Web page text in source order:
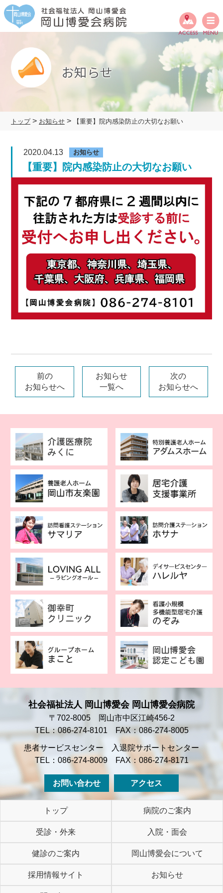
Skip
to
content
お知らせ
トップ> お知らせ > 【重要】院内感染防止の大切なお願い
2020.04.13 お知らせ
【重要】院内感染防止の大切なお願い
前の
お知らせへ
お知らせ
一覧へ
次の
お知らせへ
社会福祉法人 岡山博愛会 岡山博愛会病院
〒702-8005 岡山市中区江崎456-2
TEL：086-274-8101 FAX：086-274-8005
患者サービスセンター 入退院サポートセンター
TEL：086-274-8009 FAX：086-274-8171
お問い合わせ アクセス
トップ 病院のご案内
受診・外来 入院・面会
健診のご案内 岡山博愛会について
採用情報サイト お知らせ